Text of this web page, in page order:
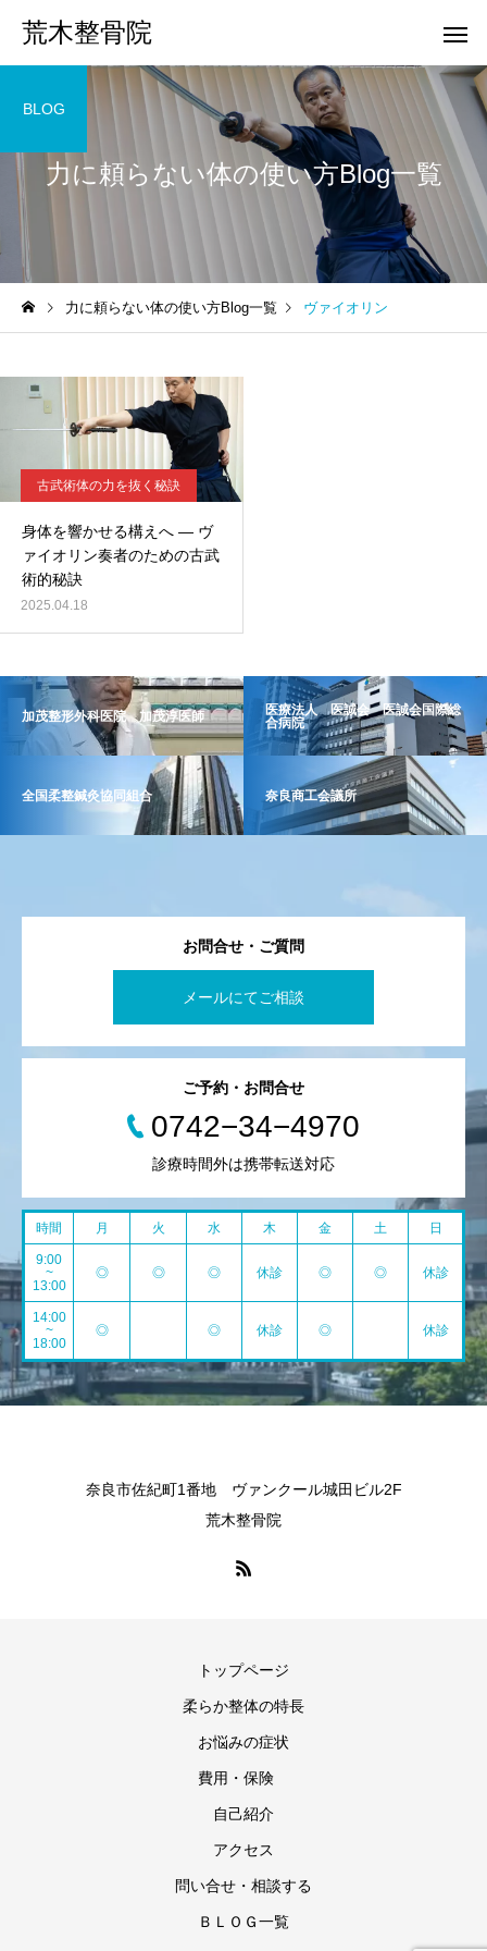
荒木整骨院
力に頼らない体の使い方Blog一覧
BLOG
力に頼らない体の使い方Blog一覧 ヴァイオリン
古武術体の力を抜く秘訣
身体を響かせる構えへ ― ヴ
ァイオリン奏者のための古武
術的秘訣
2025.04.18
加茂整形外科医院 加茂淳医師
医療法人 医誠会 医誠会国際総
合病院
全国柔整鍼灸協同組合 奈良商工会議所
お問合せ・ご質問
メールにてご相談
ご予約・お問合せ
0742−34−4970
診療時間外は携帯転送対応
時間 月 火 水 木 金 土 日
9:00
~
13:00
◎ ◎ ◎ 休診 ◎ ◎ 休診
14:00
~
18:00
◎ ◎ 休診 ◎ 休診
奈良市佐紀町1番地 ヴァンクール城田ビル2F
荒木整骨院
トップページ
柔らか整体の特長
お悩みの症状
費用・保険
自己紹介
アクセス
問い合せ・相談する
ＢＬＯＧ一覧